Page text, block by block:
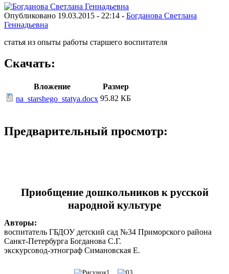
Опубликовано 19.03.2015 - 22:14 - Богданова Светлана
Геннадьевна
статья из опыты работы старшего воспитателя
Скачать:
Вложение
Размер
na_starshego_statya.docx 95.82 КБ
Предварительный просмотр:
Приобщение дошкольников к русской
народной культуре
Авторы:
воспитатель ГБДОУ детский сад №34 Приморского района
Санкт-Петербурга Богданова С.Г.
экскурсовод-этнограф Симановская Е.